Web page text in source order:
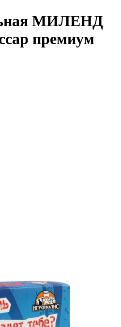
МИЛЕНД
премиум